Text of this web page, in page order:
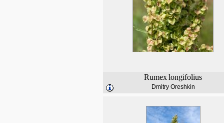
Rumexlongifolius
Dmitry Oreshkin